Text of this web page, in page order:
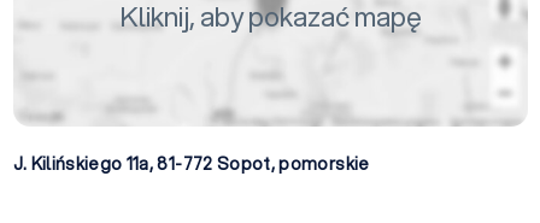
Kliknij, aby pokazać mapę
J. Kilińskiego 11a, 81-772 Sopot,pomorskie